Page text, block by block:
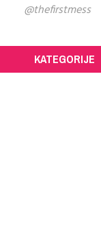
@thefirstmess
KATEGORIJE